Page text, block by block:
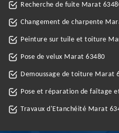
Recherche de fuite Marat
Changement de charpente
Peinture sur tuile et toiture
Pose de velux Marat 63480
Demoussage de toiture Marat
Pose et réparation de faîtage
Travaux d'Etanchéité Marat